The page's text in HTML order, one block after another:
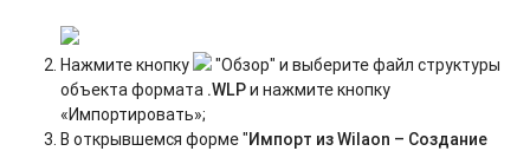
Нажмите кнопку
"Обзор" и выберите файл структуры
объекта формата .WLPи нажмите кнопку
«Импортировать»;
В открывшемся форме "Импорт из Wilaon – Создание